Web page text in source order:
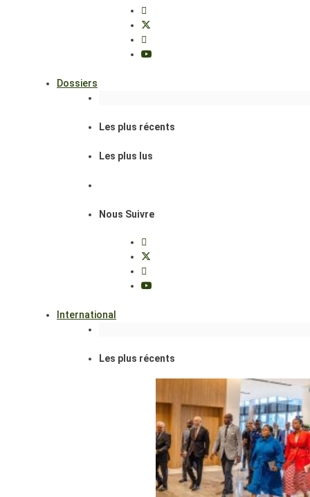
Dossiers
Les plus récents
Les plus lus
Nous Suivre
International
Les plus récents